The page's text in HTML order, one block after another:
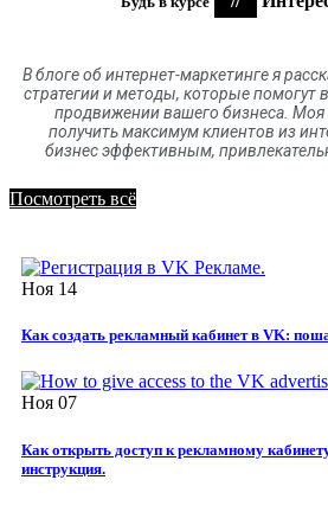
В блогеобинтернет-маркетинге я
стратегии и методы, которые помогут
продвижении вашего бизнеса. Моя
получить максимум клиентовиз
бизнес эффективным,
Посмотреть всё
Ноя 14
Как создать рекламный кабинет в VK:
Ноя 07
Как открыть доступ к рекламному
инструкция.